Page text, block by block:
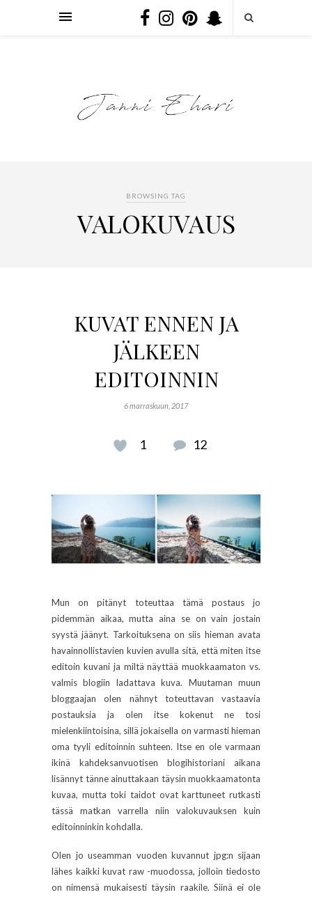
BROWSING TAG
VALOKUVAUS
KUVAT ENNEN JA
JÄLKEEN
EDITOINNIN
6 marraskuun, 2017
1 12
Mun on pitänyt toteuttaa tämä postaus jo
pidemmän aikaa, mutta aina se on vain jostain
syystä jäänyt. Tarkoituksena on siis hieman avata
havainnollistavien kuvien avulla sitä, että miten itse
editoin kuvani ja miltä näyttää muokkaamaton vs.
valmis blogiin ladattava kuva. Muutaman muun
bloggaajan olen nähnyt toteuttavan vastaavia
postauksia ja olen itse kokenut ne tosi
mielenkiintoisina, sillä jokaisella on varmasti hieman
oma tyyli editoinnin suhteen. Itse en ole varmaan
ikinä kahdeksanvuotisen blogihistoriani aikana
lisännyt tänne ainuttakaan täysin muokkaamatonta
kuvaa, mutta toki taidot ovat karttuneet rutkasti
tässä matkan varrella niin valokuvauksen kuin
editoinninkin kohdalla.
Olen jo useamman vuoden kuvannut jpg:n sijaan
lähes kaikki kuvat raw -muodossa, jolloin tiedosto
on nimensä mukaisesti täysin raakile. Siinä ei ole